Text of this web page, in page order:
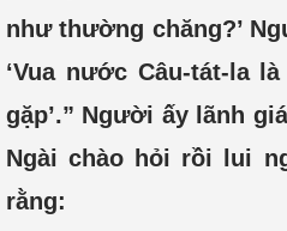
như thường chăng?’
‘Vua nước Câu-tát-la
gặp’.” Người ấy lãnh
Ngài chào hỏi rồi lui
rằng: